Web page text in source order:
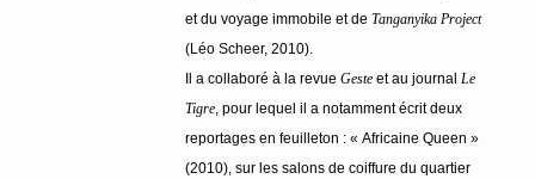
et du voyage immobile et de Tanganyika Project
(Léo Scheer, 2010).
Il a collaboré à la revue Gesteet au journal Le
Tigre, pour lequel il a notamment écrit deux
reportages en feuilleton : « Africaine Queen »
(2010), sur les salons de coiffure du quartier